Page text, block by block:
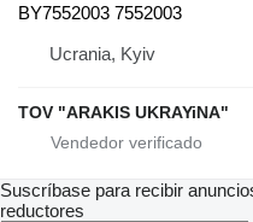
BY7552003 7552003
Ucrania, Kyiv
TOV "ARAKIS UKRAYiNA"
Suscríbase para recibir
reductores